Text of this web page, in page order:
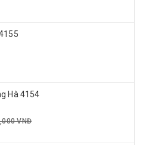
Hà 4154
VNĐ